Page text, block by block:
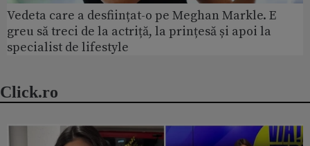
Vedeta care a desființat-o pe Meghan Markle. E
greu să treci de la actriță, la prințesă și apoi la
specialist de lifestyle
Click.ro